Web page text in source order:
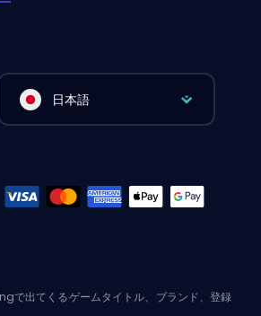
日本語
で出てくるゲームタイトル、ブランド、登録